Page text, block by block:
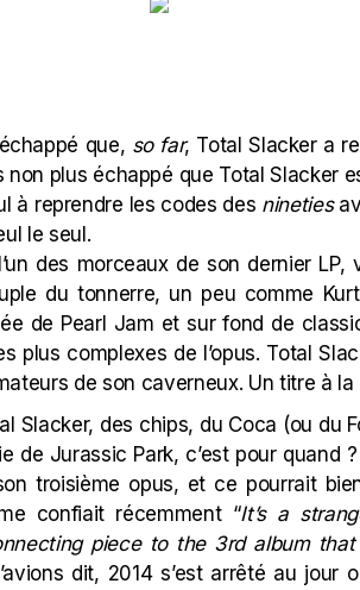
que, so far, Total Slackera
non plus échappé que Total Slacker
à reprendre les codes des nineties
le seul.
des morceaux de son dernier
du tonnerre, un peu comme
de Pearl Jam et sur fond de
plus complexes de l’opus. Total
de son caverneux. Un titre à la
Slacker, des chips, du Coca (ou du
de Jurassic Park, c’est pour quand
troisième opus, et ce pourrait
confiait récemment “It’s a
piece to the 3rd album
dit, 2014 s’est arrêté au jour